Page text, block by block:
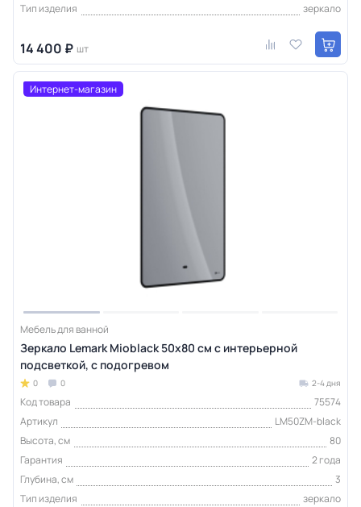
Тип изделия
зеркало
14 400 ₽ шт
Интернет-магазин
Мебель для ванной
Зеркало Lemark Mioblack 50х80 см с интерьерной
подсветкой, с подогревом
0 0 2-4 дня
Код товара
75574
Артикул
LM50ZM-black
Высота, см
80
Гарантия
2 года
Глубина, см
3
Тип изделия
зеркало